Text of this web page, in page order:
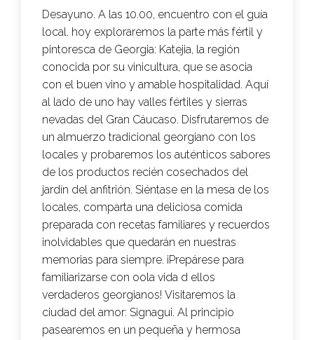
Desayuno. A las 10.00, encuentro con el guía
local. hoy exploraremos la parte más fértil y
pintoresca de Georgia: Katejia, la región
conocida por su vinicultura, que se asocia
con el buen vino y amable hospitalidad. Aquí
al lado de uno hay valles fértiles y sierras
nevadas del Gran Cáucaso. Disfrutaremos de
un almuerzo tradicional georgiano con los
locales y probaremos los auténticos sabores
de los productos recién cosechados del
jardín del anfitrión. Siéntase en la mesa de los
locales, comparta una deliciosa comida
preparada con recetas familiares y recuerdos
inolvidables que quedarán en nuestras
memorias para siempre. ¡Prepárese para
familiarizarse con oola vida d ellos
verdaderos georgianos! Visitaremos la
ciudad del amor: Signagui. Al principio
pasearemos en un pequeña y hermosa